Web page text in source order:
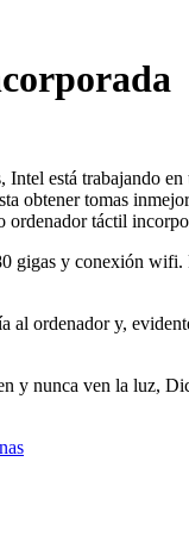
Intel está trabajando
obtener tomas
ordenador táctil
y conexión wifi.
al ordenador y,
y nunca ven la luz,